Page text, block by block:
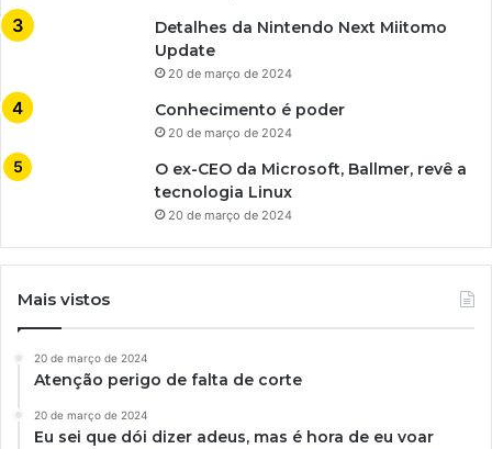
Detalhes da Nintendo Next Miitomo
Update
20 de março de 2024
Conhecimento é poder
20 de março de 2024
O ex-CEO da Microsoft, Ballmer, revê a
tecnologia Linux
20 de março de 2024
Mais vistos
20 de março de 2024
Atenção perigo de falta de corte
20 de março de 2024
Eu sei que dói dizer adeus, mas é hora de eu voar